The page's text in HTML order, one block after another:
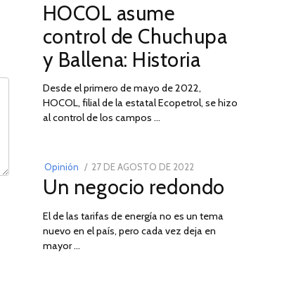
ON
DE
2026
HOCOL asume
control de Chuchupa
y Ballena: Historia
Desde el primero de mayo de 2022,
HOCOL, filial de la estatal Ecopetrol, se hizo
al control de los campos …
Opinión
POSTED
ON
27 DE AGOSTO DE 202230
DE
DE
2022
Un negocio redondo
El de las tarifas de energía no es un tema
nuevo en el país, pero cada vez deja en
mayor …
03